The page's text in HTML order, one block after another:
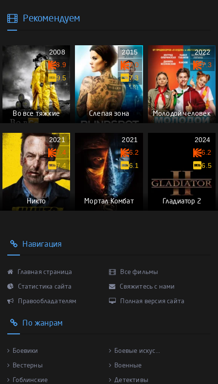
Рекомендуем
Во все тяжкие
2008
8.9
9.5
Слепая зона
2015
7.0
7.3
Молодой человек
2022
7.3
Никто
2021
7.4
7.4
Мортал Комбат
2021
6.2
6.1
Гладиатор 2
2024
6.2
6.5
Навигация
Главная страница Все фильмы
Статистика сайта Свяжитесь с нами
Правообладателям Полная версия сайта
По жанрам
Боевики Боевые искус...
Вестерны Военные
Гоблинские Детективы